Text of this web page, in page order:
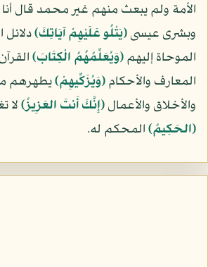
الأمة ولم يبعث منهم غير محمد قال أنا
وبشرى عيسى﴿يَتْلُو عَلَيْهِمْ آيَاتِكَ﴾دلائل
الموحاة إليهم﴿وَيُعَلِّمُهُمُ الْكِتَابَ﴾القرآن
المعارف والأحكام﴿وَيُزَكِّيهِمْ﴾يطهرهم
والأخلاق والأعمال﴿إِنَّكَ أَنتَ العَزِيزُ﴾لا
﴿الحَكِيمُ﴾المحكم له.